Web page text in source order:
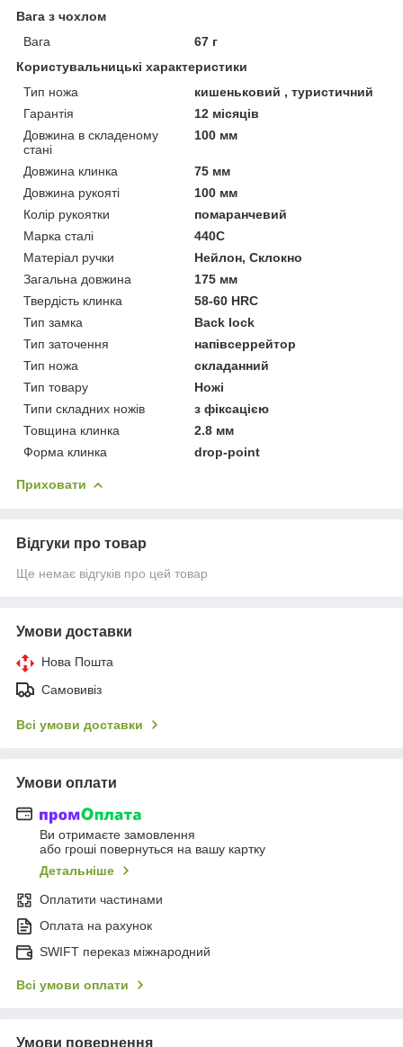
Вага з чохлом
Вага
67 г
Користувальницькі характеристики
Тип ножа
кишеньковий , туристичний
Гарантія
12 місяців
Довжина в складеному
стані
100 мм
Довжина клинка
75 мм
Довжина рукояті
100 мм
Колір рукоятки
помаранчевий
Марка сталі
440C
Матеріал ручки
Нейлон, Склокно
Загальна довжина
175 мм
Твердість клинка
58-60 HRC
Тип замка
Back lock
Тип заточення
напівсеррейтор
Тип ножа
складанний
Тип товару
Ножі
Типи складних ножів
з фіксацією
Товщина клинка
2.8 мм
Форма клинка
drop-point
Приховати
Відгуки про товар
Ще немає відгуків про цей товар
Умови доставки
Нова Пошта
Самовивіз
Всі умови доставки
Умови оплати
Ви отримаєте замовлення
або гроші повернуться на вашу картку
Детальніше
Оплатити частинами
Оплата на рахунок
SWIFT переказ міжнародний
Всі умови оплати
Умови повернення